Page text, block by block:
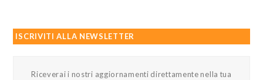
ISCRIVITI ALLA NEWSLETTER
Riceverai i nostri aggiornamenti direttamente nella tua